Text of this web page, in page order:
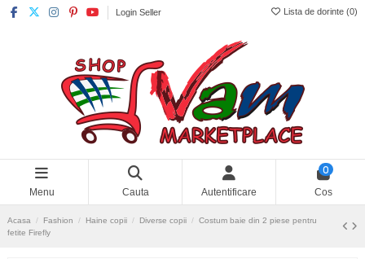
Login Seller Lista de dorinte (0)
Menu Cauta Autentificare
0
Cos
Acasa Fashion Haine copii Diverse copii
Costum baie din 2 piese pentru
fetite Firefly